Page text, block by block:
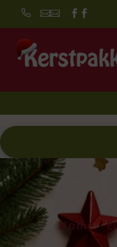
 
Home/